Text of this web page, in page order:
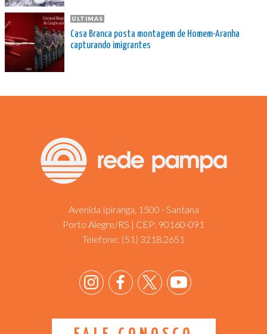
ÚLTIMAS
Casa Branca posta montagem de Homem-Aranha
capturando imigrantes
Avenida Ipiranga, 1500 - Santana
Porto Alegre/RS | CEP: 90160-091
Telefone: (51) 3218.2651